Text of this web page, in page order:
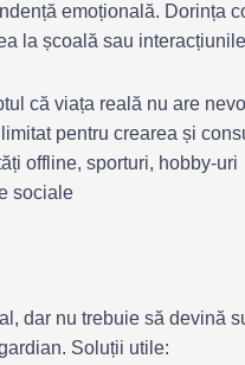
emoțională. Dorința
la școală sau
că viața reală nu are
pentru crearea și
offline, sporturi, hobby-uri
sociale
dar nu trebuie să devină
Soluții utile: